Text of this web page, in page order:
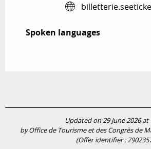
Spoken languages
Spoken languages
Updated on 29 June 2026 at
by Office de Tourisme et des Congrès de
(Offer identifier :